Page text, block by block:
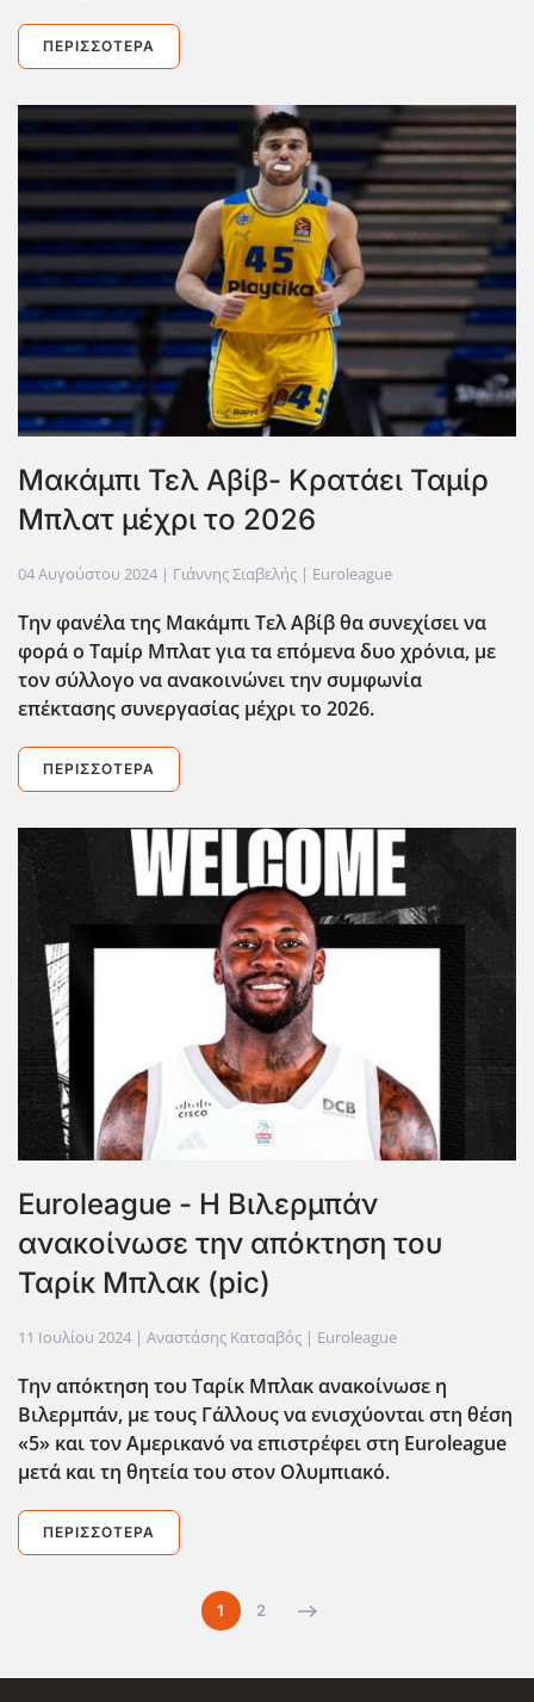
ΠΕΡΙΣΣΌΤΕΡΑ
Mακάμπι Τελ Αβίβ- Κρατάει Ταμίρ
Μπλατ μέχρι το 2026
04 Αυγούστου 2024 | Γιάννης Σιαβελής | Euroleague
Την φανέλα της Μακάμπι Τελ Αβίβ θα συνεχίσει να
φορά ο Ταμίρ Μπλατ για τα επόμενα δυο χρόνια, με
τον σύλλογο να ανακοινώνει την συμφωνία
επέκτασης συνεργασίας μέχρι το 2026.
ΠΕΡΙΣΣΌΤΕΡΑ
Euroleague - Η Βιλερμπάν
ανακοίνωσε την απόκτηση του
Ταρίκ Μπλακ (pic)
11 Ιουλίου 2024 | Αναστάσης Κατσαβός | Euroleague
Την απόκτηση του Ταρίκ Μπλακ ανακοίνωσε η
Βιλερμπάν, με τους Γάλλους να ενισχύονται στη θέση
«5» και τον Αμερικανό να επιστρέφει στη Euroleague
μετά και τη θητεία του στον Ολυμπιακό.
ΠΕΡΙΣΣΌΤΕΡΑ
1 2